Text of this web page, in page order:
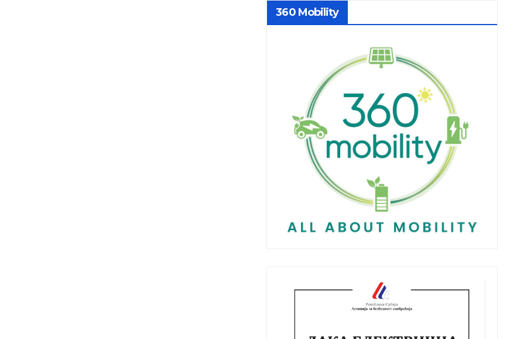
360 Mobility